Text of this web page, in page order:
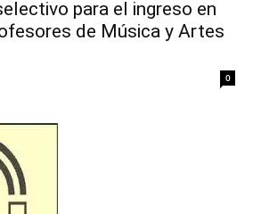
para el ingreso en
de Música y Artes
0